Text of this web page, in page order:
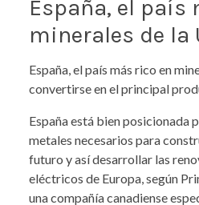
España, el país
minerales de la
España, el país más rico en
convertirse en el principal
España está bien posicionada
metales necesarios para
futuro y así desarrollar las
eléctricos de Europa, según
una compañía canadiense